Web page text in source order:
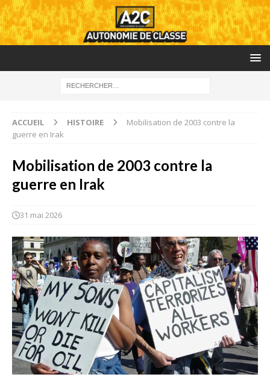
ACCUEIL HISTOIRE
Mobilisation de 2003 contre la
guerre en Irak
Mobilisation de 2003 contre la
guerre en Irak
31 mai 2026